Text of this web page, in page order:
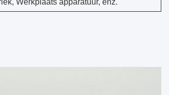
Werkplaats apparatuur, enz.